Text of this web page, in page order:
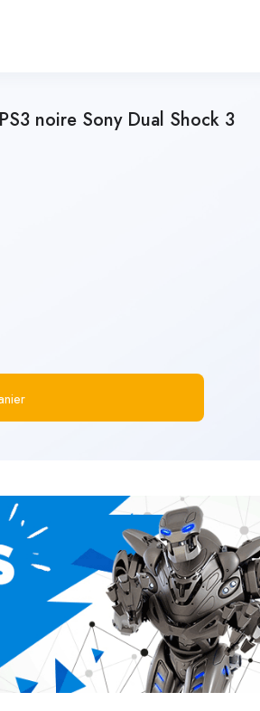
noire Sony Dual Shock 3